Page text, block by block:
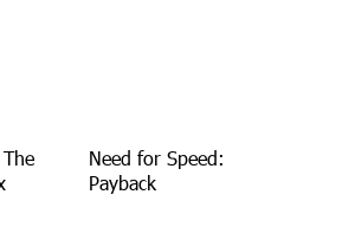
Need for Speed:
Payback